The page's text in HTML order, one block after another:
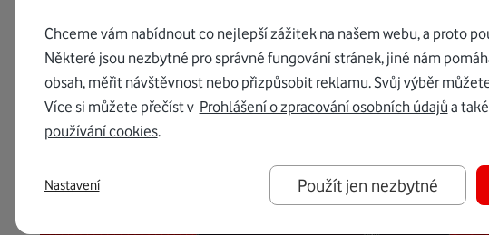
Chceme vám nabídnout co nejlepší zážitek na našem webu, a proto
Některé jsou nezbytné pro správné fungování stránek, jiné nám
obsah, měřit návštěvnost nebo přizpůsobit reklamu. Svůj výběr
Více si můžete přečíst v Prohlášení o zpracování osobních údajů a
používání cookies.
Použít jen nezbytné
Nastavení